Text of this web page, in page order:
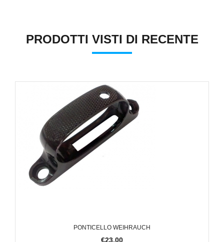
PRODOTTI VISTI DI RECENTE
PONTICELLO WEIHRAUCH
€23,00